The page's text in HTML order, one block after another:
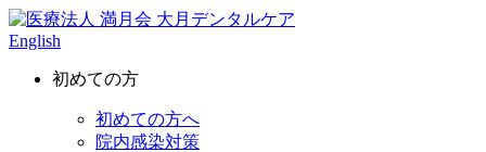
English
初めての方
初めての方へ
院内感染対策